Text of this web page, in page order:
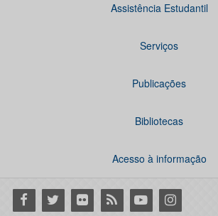
Assistência Estudantil
Serviços
Publicações
Bibliotecas
Acesso à informação
Facebook
Twitter Flickr RSS YoutubeInstagram